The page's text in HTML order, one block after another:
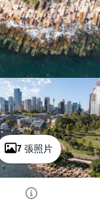
7 張照片